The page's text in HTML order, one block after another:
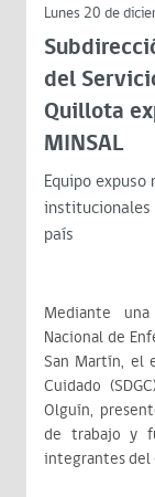
Lunes 20 de
del
Quillota
MINSAL
Equipo
institucionales
país
Mediante
Nacional de
San Martín, el
Cuidado
Olguín,
de trabajo y
integrantes del